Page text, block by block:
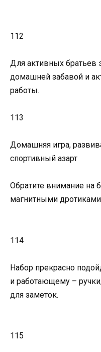
112
Для активных братьев
домашней забавой и
работы.
113
Домашняя игра,
спортивный азарт
Обратите внимание на
магнитными дротиками
114
Набор прекрасно
и работающему –
для заметок.
115